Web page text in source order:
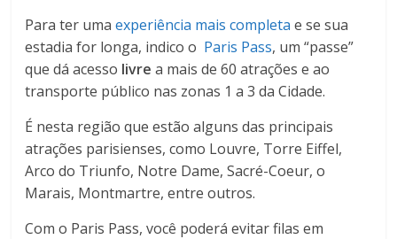
Para ter umaexperiência mais completa e se sua
estadia for longa, indico o Paris Pass, um “passe”
que dá acesso livre a mais de 60 atrações e ao
transporte público nas zonas 1 a 3 da Cidade.
É nesta região que estão alguns das principais
atrações parisienses, como Louvre, Torre Eiffel,
Arco do Triunfo, Notre Dame, Sacré-Coeur, o
Marais, Montmartre, entre outros.
Com o Paris Pass, você poderá evitar filas em